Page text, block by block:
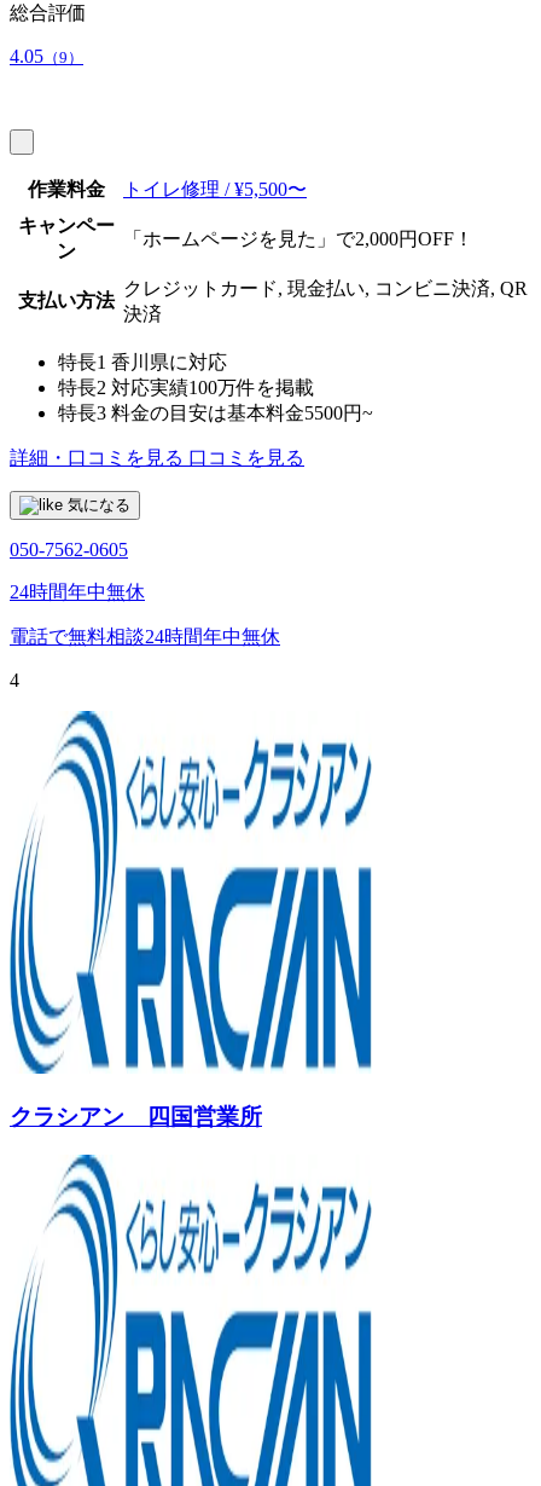
総合評価
4.05 （9）
作業料金
トイレ修理 / ¥5,500〜
キャンペー
ン
「ホームページを見た」で2,000円OFF！
支払い方法
クレジットカード, 現金払い, コンビニ決済, QR
決済
特長1 香川県に対応
特長2 対応実績100万件を掲載
特長3 料金の目安は基本料金5500円~
詳細・口コミを見る 口コミを見る
気になる
050-7562-0605
24時間年中無休
電話で無料相談24時間年中無休
4
クラシアン 四国営業所